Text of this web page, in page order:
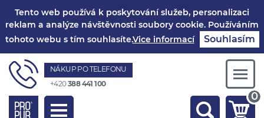
Tento web používá k poskytování služeb, personalizaci
reklam a analýze návštěvnosti soubory cookie. Používáním
tohoto webu s tím souhlasíte.Vice informací Souhlasím
NÁKUP PO TELEFONU
+420388 441 100
Toggle
0